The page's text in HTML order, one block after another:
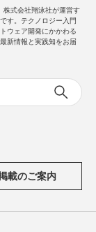
株式会社翔泳社が運営す
す。テクノロジー入門
ウェア開発にかかわる
新情報と実践知をお届
載のご案内